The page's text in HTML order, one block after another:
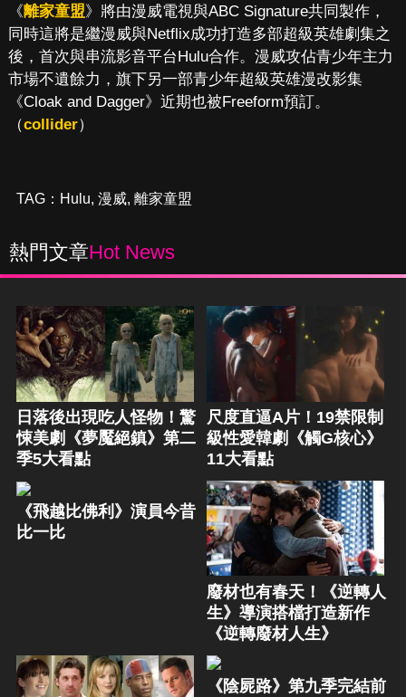
《離家童盟》將由漫威電視與ABC Signature共同製作，
同時這將是繼漫威與Netflix成功打造多部超級英雄劇集之
後，首次與串流影音平台Hulu合作。漫威攻佔青少年主力
市場不遺餘力，旗下另一部青少年超級英雄漫改影集
《Cloak and Dagger》近期也被Freeform預訂。
（collider）
TAG： Hulu, 漫威, 離家童盟
熱門文章Hot News
日落後出現吃人怪物！驚
悚美劇《夢魘絕鎮》第二
季5大看點
尺度直逼A片！19禁限制
級性愛韓劇《觸G核心》
11大看點
《飛越比佛利》演員今昔
比一比
廢材也有春天！《逆轉人
生》導演搭檔打造新作
《逆轉廢材人生》
《陰屍路》第九季完結前